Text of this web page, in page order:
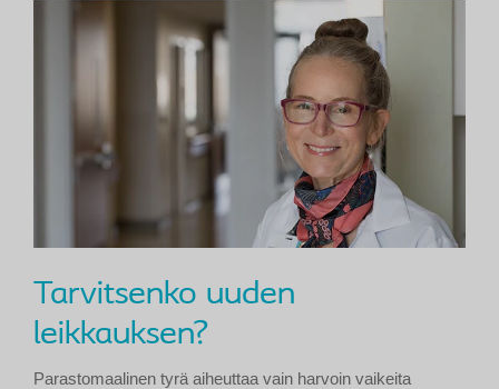
Tarvitsenko uuden
leikkauksen?
Parastomaalinen tyrä aiheuttaa vain harvoin vaikeita